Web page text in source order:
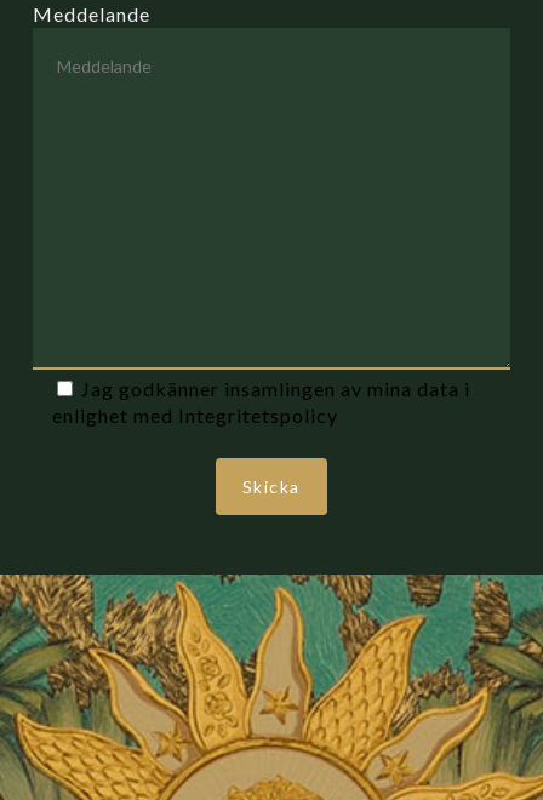
Meddelande
Jag godkänner insamlingen av mina data i
enlighet med Integritetspolicy